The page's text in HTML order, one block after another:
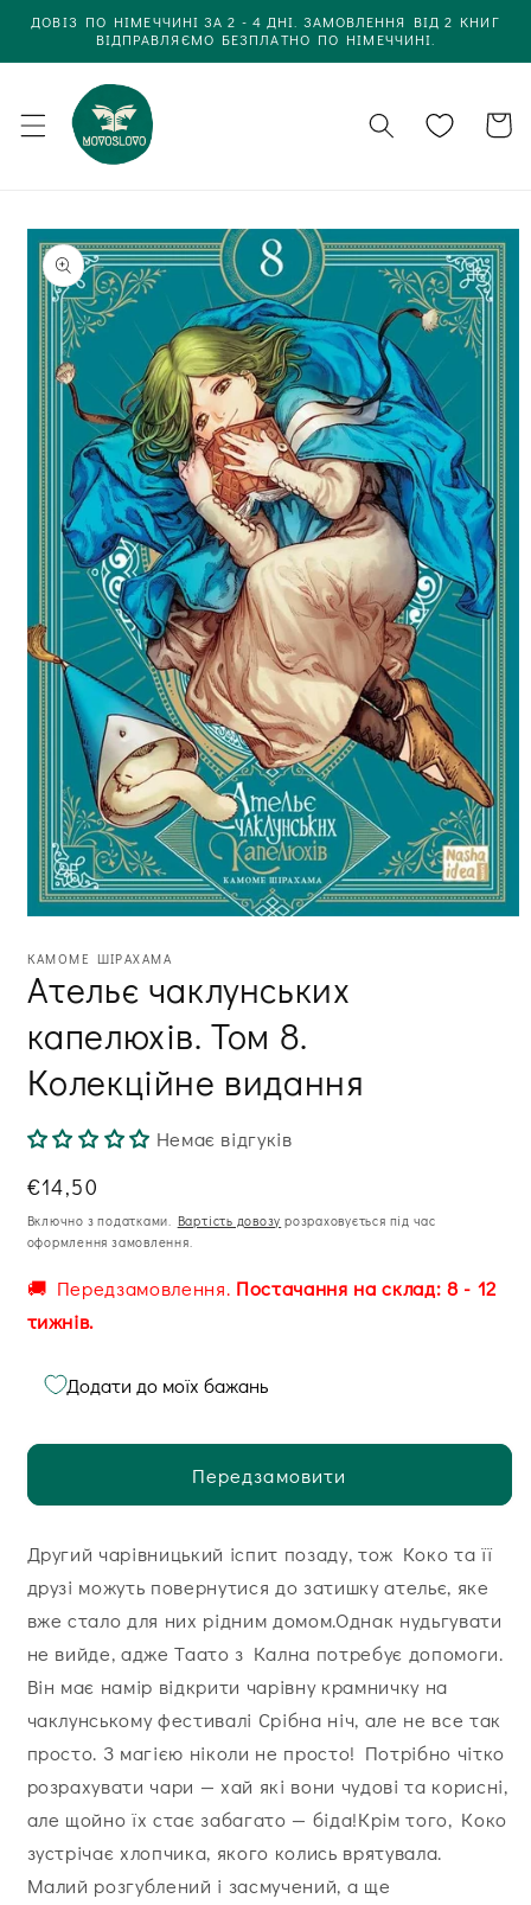
до
вмісту
ДОВІЗ ПО НІМЕЧЧИНІ ЗА 2 - 4 ДНІ. ЗАМОВЛЕННЯ ВІД 2 КНИГ
ВІДПРАВЛЯЄМО БЕЗПЛАТНО ПО НІМЕЧЧИНІ.
Кошик
Одразу до
інформації
про товар
1
в
модальному
вікні
КАМОМЕ ШІРАХАМА
Ательє чаклунських
капелюхів. Том 8.
Колекційне видання
Немає відгуків
Звична
ціна
€14,50
Включно з податками. Вартість довозу розраховується під час
оформлення замовлення.
🚚 Передзамовлення. Постачання на склад: 8 - 12
тижнів.
Додати до моїх бажань
Передзамовити
Другий чарівницький іспит позаду, тож Коко та її
друзі можуть повернутися до затишку ательє, яке
вже стало для них рідним домом.Однак нудьгувати
не вийде, адже Таато з Кална потребує допомоги.
Він має намір відкрити чарівну крамничку на
чаклунському фестивалі Срібна ніч, але не все так
просто. З магією ніколи не просто! Потрібно чітко
розрахувати чари — хай які вони чудові та корисні,
але щойно їх стає забагато — біда!Крім того, Коко
зустрічає хлопчика, якого колись врятувала.
Малий розгублений і засмучений, а ще